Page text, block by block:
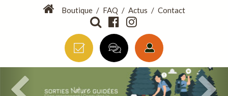
Boutique / FAQ / Actus / Contact